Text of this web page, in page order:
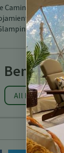
Caminata en
para
en Costa
All Posts